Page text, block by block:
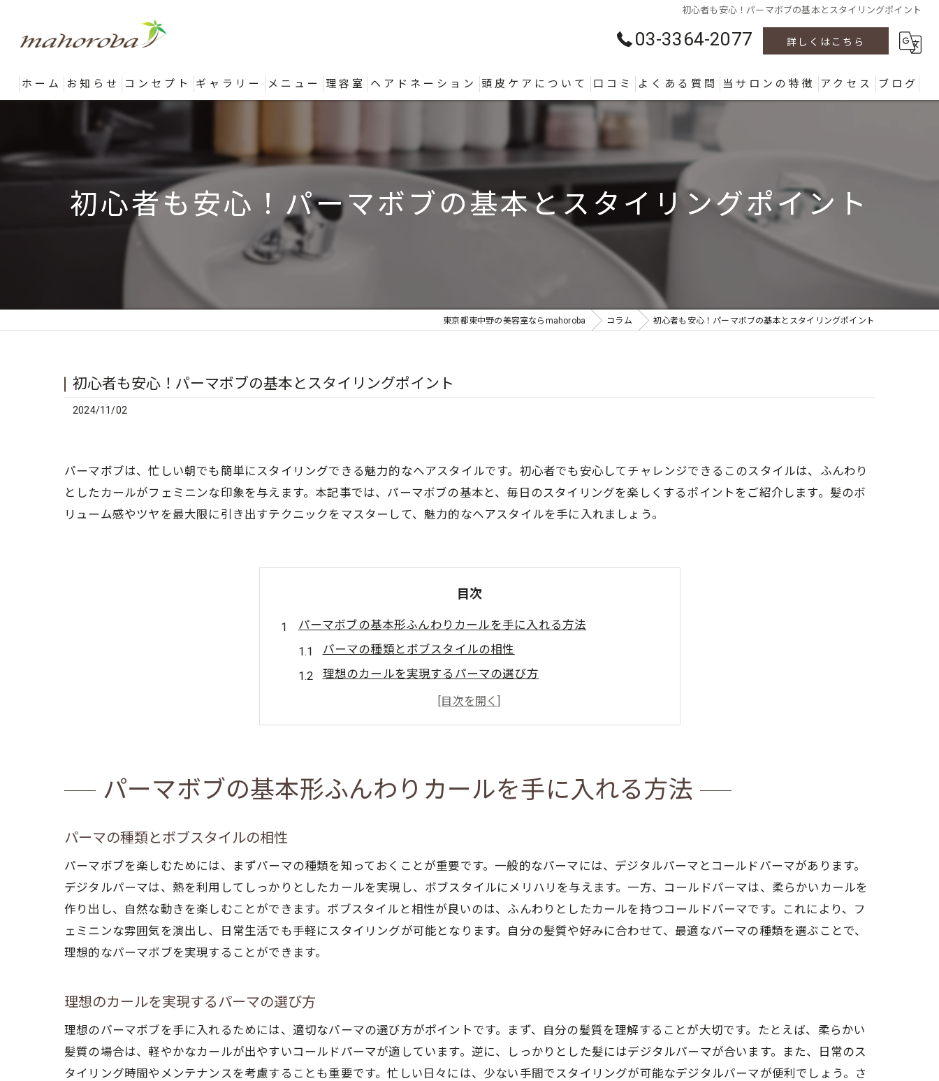
初心者も安心！パーマボブの基本とスタイリングポイント
03-3364-2077 詳しくはこちら
ホーム お知らせ コンセプト ギャラリー メニュー 理容室 ヘアドネーション 頭皮ケアについて 口コミ よくある質問 当サロンの特徴
パーマ
ヘッドスパ
アクセス ブログ
初心者も安心！パーマボブの基本とスタイリングポイント
東京都東中野の美容室ならmahoroba コラム 初心者も安心！パーマボブの基本とスタイリングポイント
初心者も安心！パーマボブの基本とスタイリングポイント
2024/11/02
パーマボブは、忙しい朝でも簡単にスタイリングできる魅力的なヘアスタイルです。初心者でも安心してチャレンジできるこのスタイルは、ふんわり
としたカールがフェミニンな印象を与えます。本記事では、パーマボブの基本と、毎日のスタイリングを楽しくするポイントをご紹介します。髪のボ
リューム感やツヤを最大限に引き出すテクニックをマスターして、魅力的なヘアスタイルを手に入れましょう。
目次
パーマボブの基本形ふんわりカールを手に入れる方法
パーマの種類とボブスタイルの相性
理想のカールを実現するパーマの選び方
パーマボブに最適な髪質と準備
カールの持続性を高める洗髪後のケア
初心者必見！パーマボブで朝のスタイリングが楽しくなる
忙しい朝におすすめのヘアアクセサリー
プロが教える簡単アレンジ技
スタイリング時間を短縮するためのカットポイント
美容師が推奨するツヤ出しスプレーの選び方
パーマボブの基本形ふんわりカールを手に入れる方法
パーマの種類とボブスタイルの相性
パーマボブを楽しむためには、まずパーマの種類を知っておくことが重要です。一般的なパーマには、デジタルパーマとコールドパーマがあります。
デジタルパーマは、熱を利用してしっかりとしたカールを実現し、ボブスタイルにメリハリを与えます。一方、コールドパーマは、柔らかいカールを
作り出し、自然な動きを楽しむことができます。ボブスタイルと相性が良いのは、ふんわりとしたカールを持つコールドパーマです。これにより、フ
ェミニンな雰囲気を演出し、日常生活でも手軽にスタイリングが可能となります。自分の髪質や好みに合わせて、最適なパーマの種類を選ぶことで、
理想的なパーマボブを実現することができます。
理想のカールを実現するパーマの選び方
理想のパーマボブを手に入れるためには、適切なパーマの選び方がポイントです。まず、自分の髪質を理解することが大切です。たとえば、柔らかい
髪質の場合は、軽やかなカールが出やすいコールドパーマが適しています。逆に、しっかりとした髪にはデジタルパーマが合います。また、日常のス
タイリング時間やメンテナンスを考慮することも重要です。忙しい日々には、少ない手間でスタイリングが可能なデジタルパーマが便利でしょう。さ